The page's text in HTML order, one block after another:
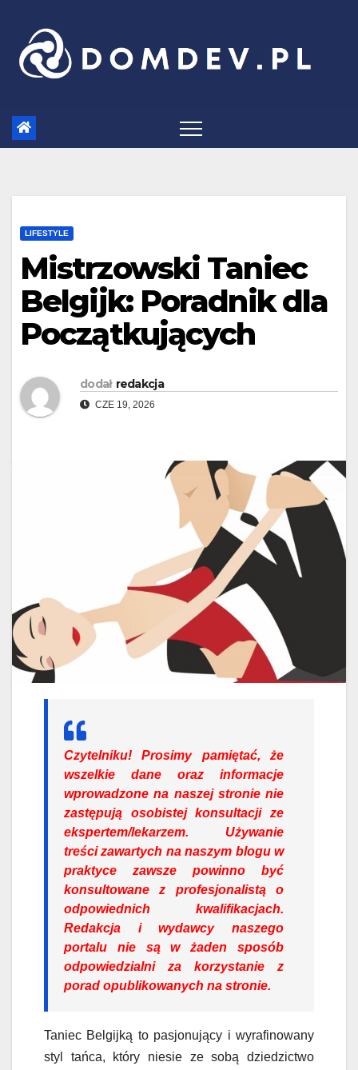
content
LIFESTYLE
Mistrzowski Taniec
Belgijk: Poradnik dla
Początkujących
dodał redakcja
CZE 19, 2026
Czytelniku! Prosimy pamiętać, że
wszelkie dane oraz informacje
wprowadzone na naszej stronie nie
zastępują osobistej konsultacji ze
ekspertem/lekarzem. Używanie
treści zawartych na naszym blogu w
praktyce zawsze powinno być
konsultowane z profesjonalistą o
odpowiednich kwalifikacjach.
Redakcja i wydawcy naszego
portalu nie są w żaden sposób
odpowiedzialni za korzystanie z
porad opublikowanych na stronie.
Taniec Belgijką to pasjonujący i wyrafinowany
styl tańca, który niesie ze sobą dziedzictwo